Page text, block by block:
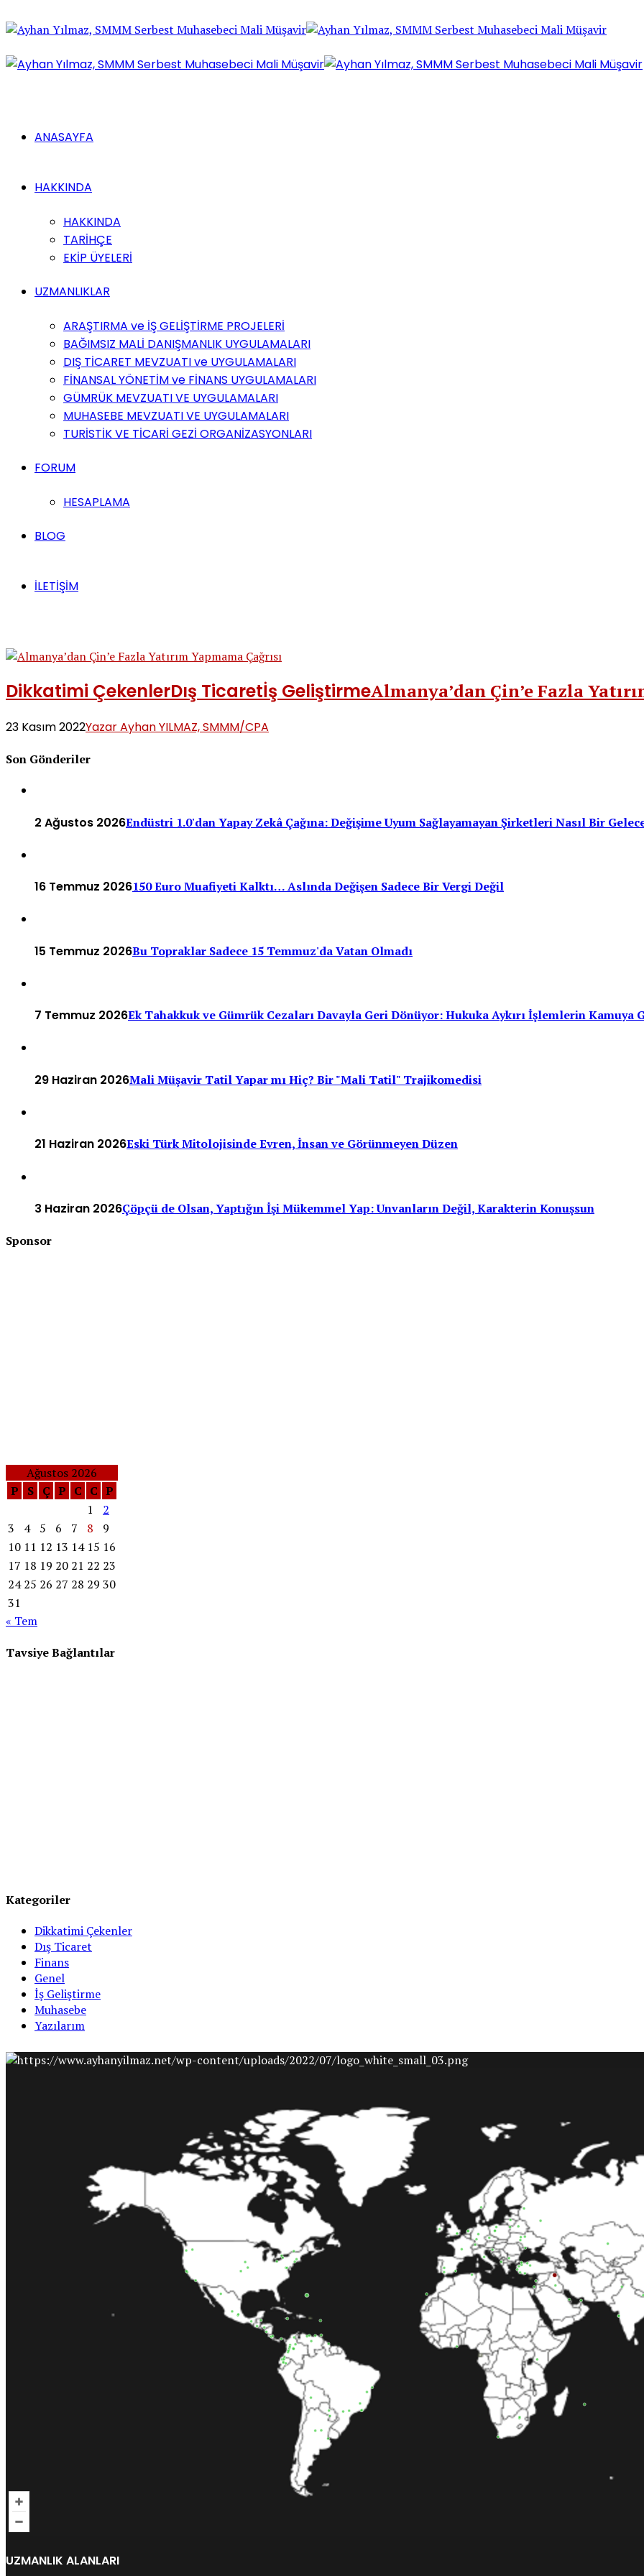
ANASAYFA
HAKKINDA
HAKKINDA
TARİHÇE
EKİP ÜYELERİ
UZMANLIKLAR
ARAŞTIRMA ve İŞ GELİŞTİRME PROJELERİ
BAĞIMSIZ MALİ DANIŞMANLIK UYGULAMALARI
DIŞ TİCARET MEVZUATI ve UYGULAMALARI
FİNANSAL YÖNETİM ve FİNANS UYGULAMALARI
GÜMRÜK MEVZUATI VE UYGULAMALARI
MUHASEBE MEVZUATI VE UYGULAMALARI
TURİSTİK VE TİCARİ GEZİ ORGANİZASYONLARI
FORUM
HESAPLAMA
BLOG
İLETİŞİM
Dikkatimi ÇekenlerDış Ticaretİş GeliştirmeAlmanya’dan Çin’e Fazla
23 Kasım 2022Yazar Ayhan YILMAZ, SMMM/CPA
Son Gönderiler
2 Ağustos 2026Endüstri 1.0'dan Yapay Zekâ Çağına: Değişime Uyum Sağlayamayan Şirketleri Nasıl Bir
16 Temmuz 2026150 Euro Muafiyeti Kalktı… Aslında Değişen Sadece Bir Vergi Değil
15 Temmuz 2026Bu Topraklar Sadece 15 Temmuz'da Vatan Olmadı
7 Temmuz 2026Ek Tahakkuk ve Gümrük Cezaları Davayla Geri Dönüyor: Hukuka Aykırı İşlemlerin Kamuya
29 Haziran 2026Mali Müşavir Tatil Yapar mı Hiç? Bir "Mali Tatil" Trajikomedisi
21 Haziran 2026Eski Türk Mitolojisinde Evren, İnsan ve Görünmeyen Düzen
3 Haziran 2026Çöpçü de Olsan, Yaptığın İşi Mükemmel Yap: Unvanların Değil, Karakterin Konuşsun
Sponsor
Ağustos 2026
P
S Ç P C C P
1
2
3
4 5 6 7 8
9
10 11 12 13 14 15 16
17 18 19 20 21 22 23
24 25 26 27 28 29 30
31
« Tem
Tavsiye Bağlantılar
Kategoriler
Dikkatimi Çekenler
Dış Ticaret
Finans
Genel
İş Geliştirme
Muhasebe
Yazılarım
UZMANLIK ALANLARI